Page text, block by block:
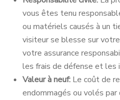
vous êtes tenu
ou matériels causés à un
visiteur se blesse sur
votre assurance
les frais de défense et les
Valeur à neuf: Le coût de
endommagés ou volés